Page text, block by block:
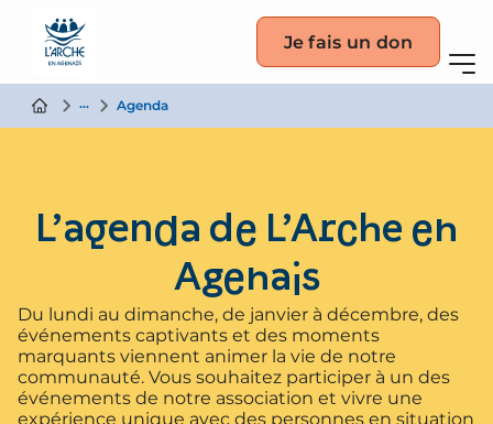
Je fais un don
La vie partagée
Agenda
L’agenda de L’Arche en
Agenais
Du lundi au dimanche, de janvier à décembre, des
événements captivants et des moments
marquants viennent animer la vie de notre
communauté. Vous souhaitez participer à un des
événements de notre association et vivre une
expérience unique avec des personnes en situation